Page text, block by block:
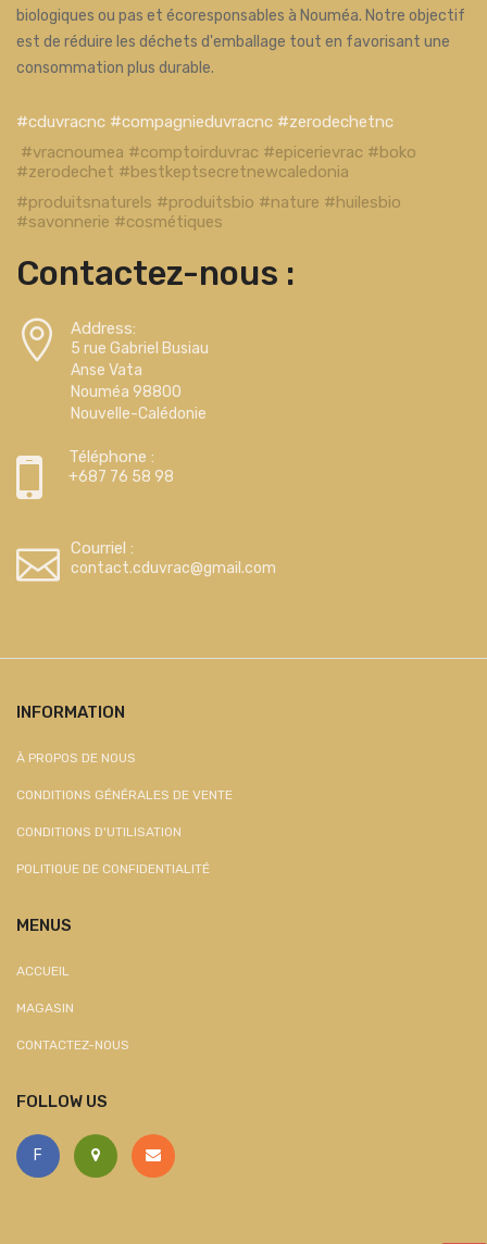
biologiques ou pas et écoresponsables à Nouméa. Notre objectif
est de réduire les déchets d'emballage tout en favorisant une
consommation plus durable.
#cduvracnc #compagnieduvracnc #zerodechetnc
#vracnoumea #comptoirduvrac #epicerievrac #boko
#zerodechet #bestkeptsecretnewcaledonia
#produitsnaturels #produitsbio #nature #huilesbio
#savonnerie #cosmétiques
Contactez-nous :
Address:
5 rue Gabriel Busiau
Anse Vata
Nouméa 98800
Nouvelle-Calédonie
Téléphone :
+687 76 58 98
Courriel :
contact.cduvrac@gmail.com
INFORMATION
À PROPOS DE NOUS
CONDITIONS GÉNÉRALES DE VENTE
CONDITIONS D'UTILISATION
POLITIQUE DE CONFIDENTIALITÉ
MENUS
ACCUEIL
MAGASIN
CONTACTEZ-NOUS
FOLLOW US
F